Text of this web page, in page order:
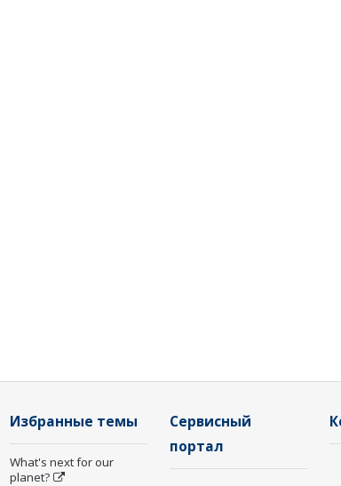
Избранные темы
What's next for our
planet?
Сервисный
портал